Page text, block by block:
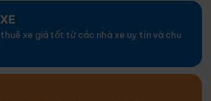
xe giá tốt từ các nhà xe uy tín và chu